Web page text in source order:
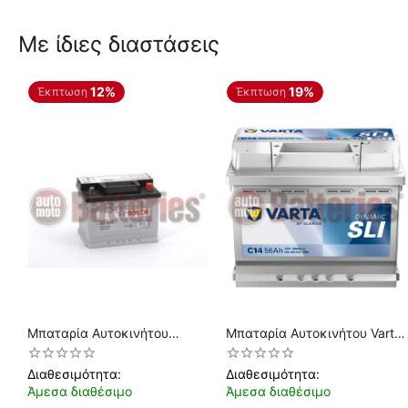
Με ίδιες διαστάσεις
Έκπτωση 12%
Μπαταρία Αυτοκινήτου
Bosch S3005 12V 56AH-
480EN A-Εκκίνησης
Διαθεσιμότητα:
Άμεσα διαθέσιμο
Έκπτωση 19%
Μπαταρία Αυτοκινήτου Varta
Dynamic SLI C14 12V 56AH
480EN A Εκκίνησης
Διαθεσιμότητα:
Άμεσα διαθέσιμο